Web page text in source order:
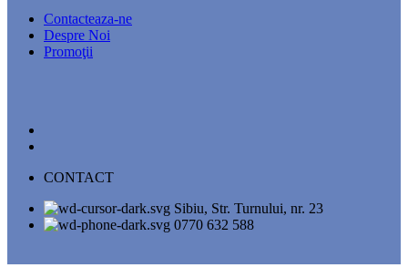
Contacteaza-ne
Despre Noi
Promoţii
CONTACT
Sibiu, Str. Turnului, nr. 23
0770 632 588